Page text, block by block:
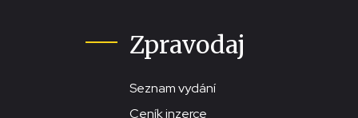
Zpravodaj
Seznam vydání
Ceník inzerce